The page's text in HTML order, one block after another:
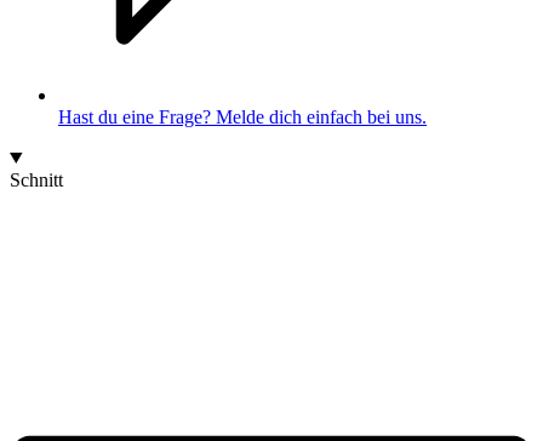
Hast du eine Frage? Melde dich einfach bei uns.
Schnitt